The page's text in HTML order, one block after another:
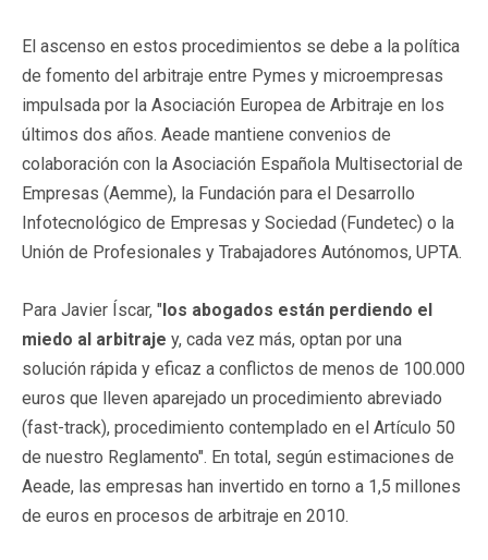
El ascenso en estos procedimientos se debe a la política
de fomento del arbitraje entre Pymes y microempresas
impulsada por la Asociación Europea de Arbitraje en los
últimos dos años. Aeade mantiene convenios de
colaboración con la Asociación Española Multisectorial de
Empresas (Aemme), la Fundación para el Desarrollo
Infotecnológico de Empresas y Sociedad (Fundetec) o la
Unión de Profesionales y Trabajadores Autónomos, UPTA.
Para Javier Íscar, "los abogados están perdiendo el
miedo al arbitraje y, cada vez más, optan por una
solución rápida y eficaz a conflictos de menos de 100.000
euros que lleven aparejado un procedimiento abreviado
(fast-track), procedimiento contemplado en el Artículo 50
de nuestro Reglamento". En total, según estimaciones de
Aeade, las empresas han invertido en torno a 1,5 millones
de euros en procesos de arbitraje en 2010.